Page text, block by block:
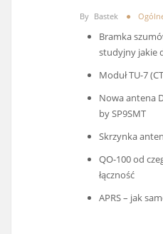
By Bastek
Bramka
studyjny jakie
Moduł TU-7
Nowa antena
by SP9SMT
Skrzynka
QO-100 od
łączność
APRS – jak